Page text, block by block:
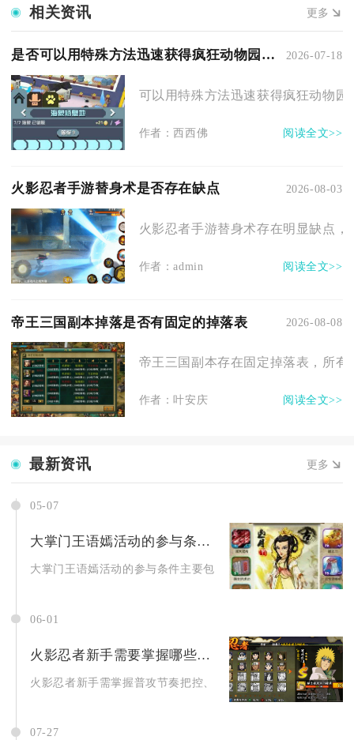
相关资讯 更多
是否可以用特殊方法迅速获得疯狂动物园金币 2026-07-18
可以用特殊方法迅速获得疯狂动物
作者：西西佛 阅读全文>>
火影忍者手游替身术是否存在缺点 2026-08-03
火影忍者手游替身术存在明显缺点
作者：admin 阅读全文>>
帝王三国副本掉落是否有固定的掉落表 2026-08-08
帝王三国副本存在固定掉落表，所
作者：叶安庆 阅读全文>>
最新资讯 更多
05-07
大掌门王语嫣活动的参与条件是什么
大掌门王语嫣活动的参与条件主要包含等级门槛、阵营匹配、
06-01
火影忍者新手需要掌握哪些打击技巧
火影忍者新手需掌握普攻节奏把控、Y轴走位起手、替身术博弈
07-27